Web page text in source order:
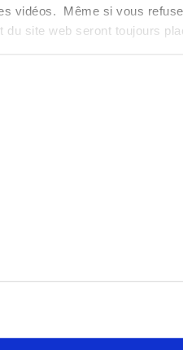
vidéos. Même si vous
du site web seront toujours